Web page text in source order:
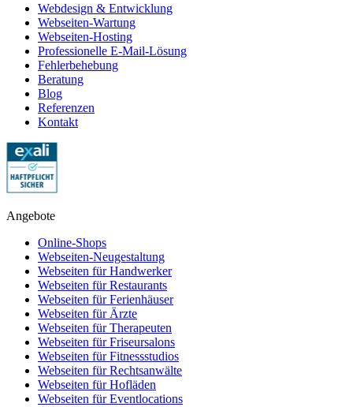
Webdesign & Entwicklung
Webseiten-Wartung
Webseiten-Hosting
Professionelle E-Mail-Lösung
Fehlerbehebung
Beratung
Blog
Referenzen
Kontakt
Angebote
Online-Shops
Webseiten-Neugestaltung
Webseiten für Handwerker
Webseiten für Restaurants
Webseiten für Ferienhäuser
Webseiten für Ärzte
Webseiten für Therapeuten
Webseiten für Friseursalons
Webseiten für Fitnessstudios
Webseiten für Rechtsanwälte
Webseiten für Hofläden
Webseiten für Eventlocations